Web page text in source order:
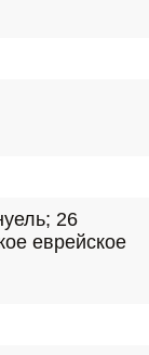
26
еврейское